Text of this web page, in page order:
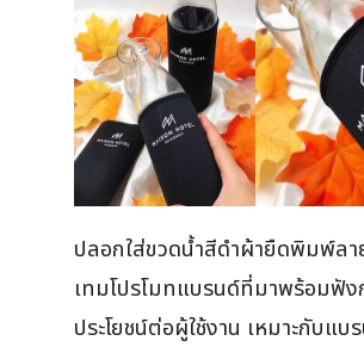
ปลอกใส่ขวดน้ำสีดำผ้ายืดพิมพ์ลา
เทมโปรโมทแบรนด์ที่มาพร้อมฟั
ประโยชน์ต่อผู้ใช้งาน เหมาะกับแบ